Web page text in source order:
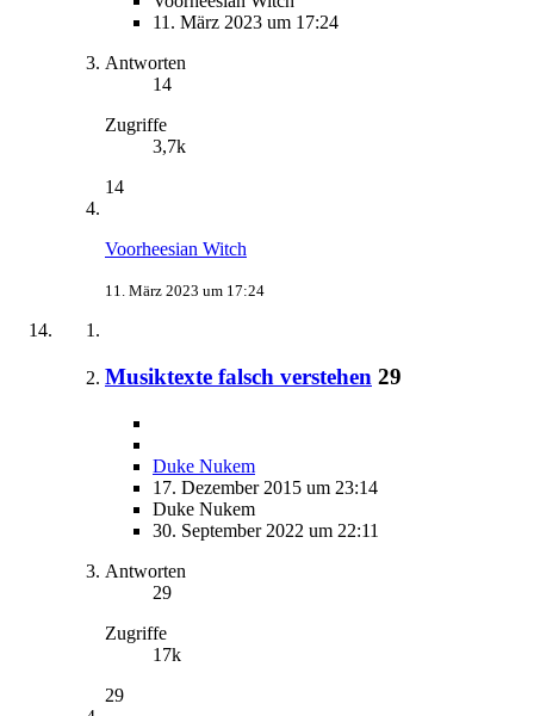
11. März 2023 um 17:24
Antworten
14
Zugriffe
3,7k
14
Voorheesian Witch
11. März 2023 um 17:24
Musiktexte falsch verstehen 29
Duke Nukem
17. Dezember 2015 um 23:14
Duke Nukem
30. September 2022 um 22:11
Antworten
29
Zugriffe
17k
29